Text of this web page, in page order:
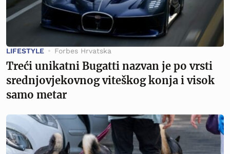
LIFESTYLE Forbes Hrvatska
Treći unikatni Bugatti nazvan je po vrsti
srednjovjekovnog viteškog konja i visok
samo metar